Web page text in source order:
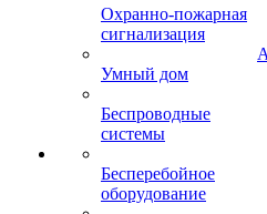
Охранно-пожарная
сигнализация
Умный дом
Беспроводные
системы
Бесперебойное
оборудование